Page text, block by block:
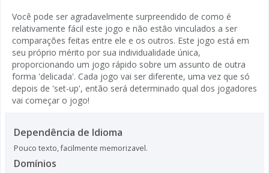
Você pode ser agradavelmente surpreendido de como é
relativamente fácil este jogo e não estão vinculados a ser
comparações feitas entre ele e os outros. Este jogo está em
seu próprio mérito por sua individualidade única,
proporcionando um jogo rápido sobre um assunto de outra
forma 'delicada'. Cada jogo vai ser diferente, uma vez que só
depois de 'set-up', então será determinado qual dos jogadores
vai começar o jogo!
Dependência de Idioma
Pouco texto, facilmente memorizavel.
Domínios